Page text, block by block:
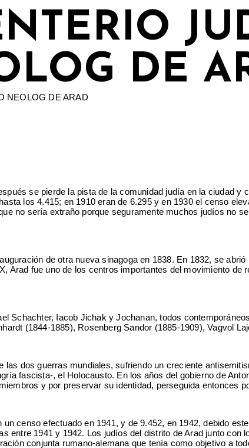
DE
se pierde la pista de la comunidad judía en la ciudad
los 4.415; en 1910 eran de 6.295 y en 1930 el censo
no sería extraño porque seguramente muchos judíos no
de otra nueva sinagoga en 1838. En 1832, se
Arad fue uno de los centros importantes del movimiento
Schachter, Iacob Jichak y Jochanan, todos
(1844-1885), Rosenberg Sandor (1885-1909), Vagvol
dos guerras mundiales, sufriendo un creciente
fascista-, el Holocausto. En los años del gobierno de
y por preservar su identidad, perseguida entonces
censo efectuado en 1941, y de 9.452, en 1942, debido
entre 1941 y 1942. Los judíos del distrito de Arad junto
conjunta rumano-alemana que tenía como objetivo a